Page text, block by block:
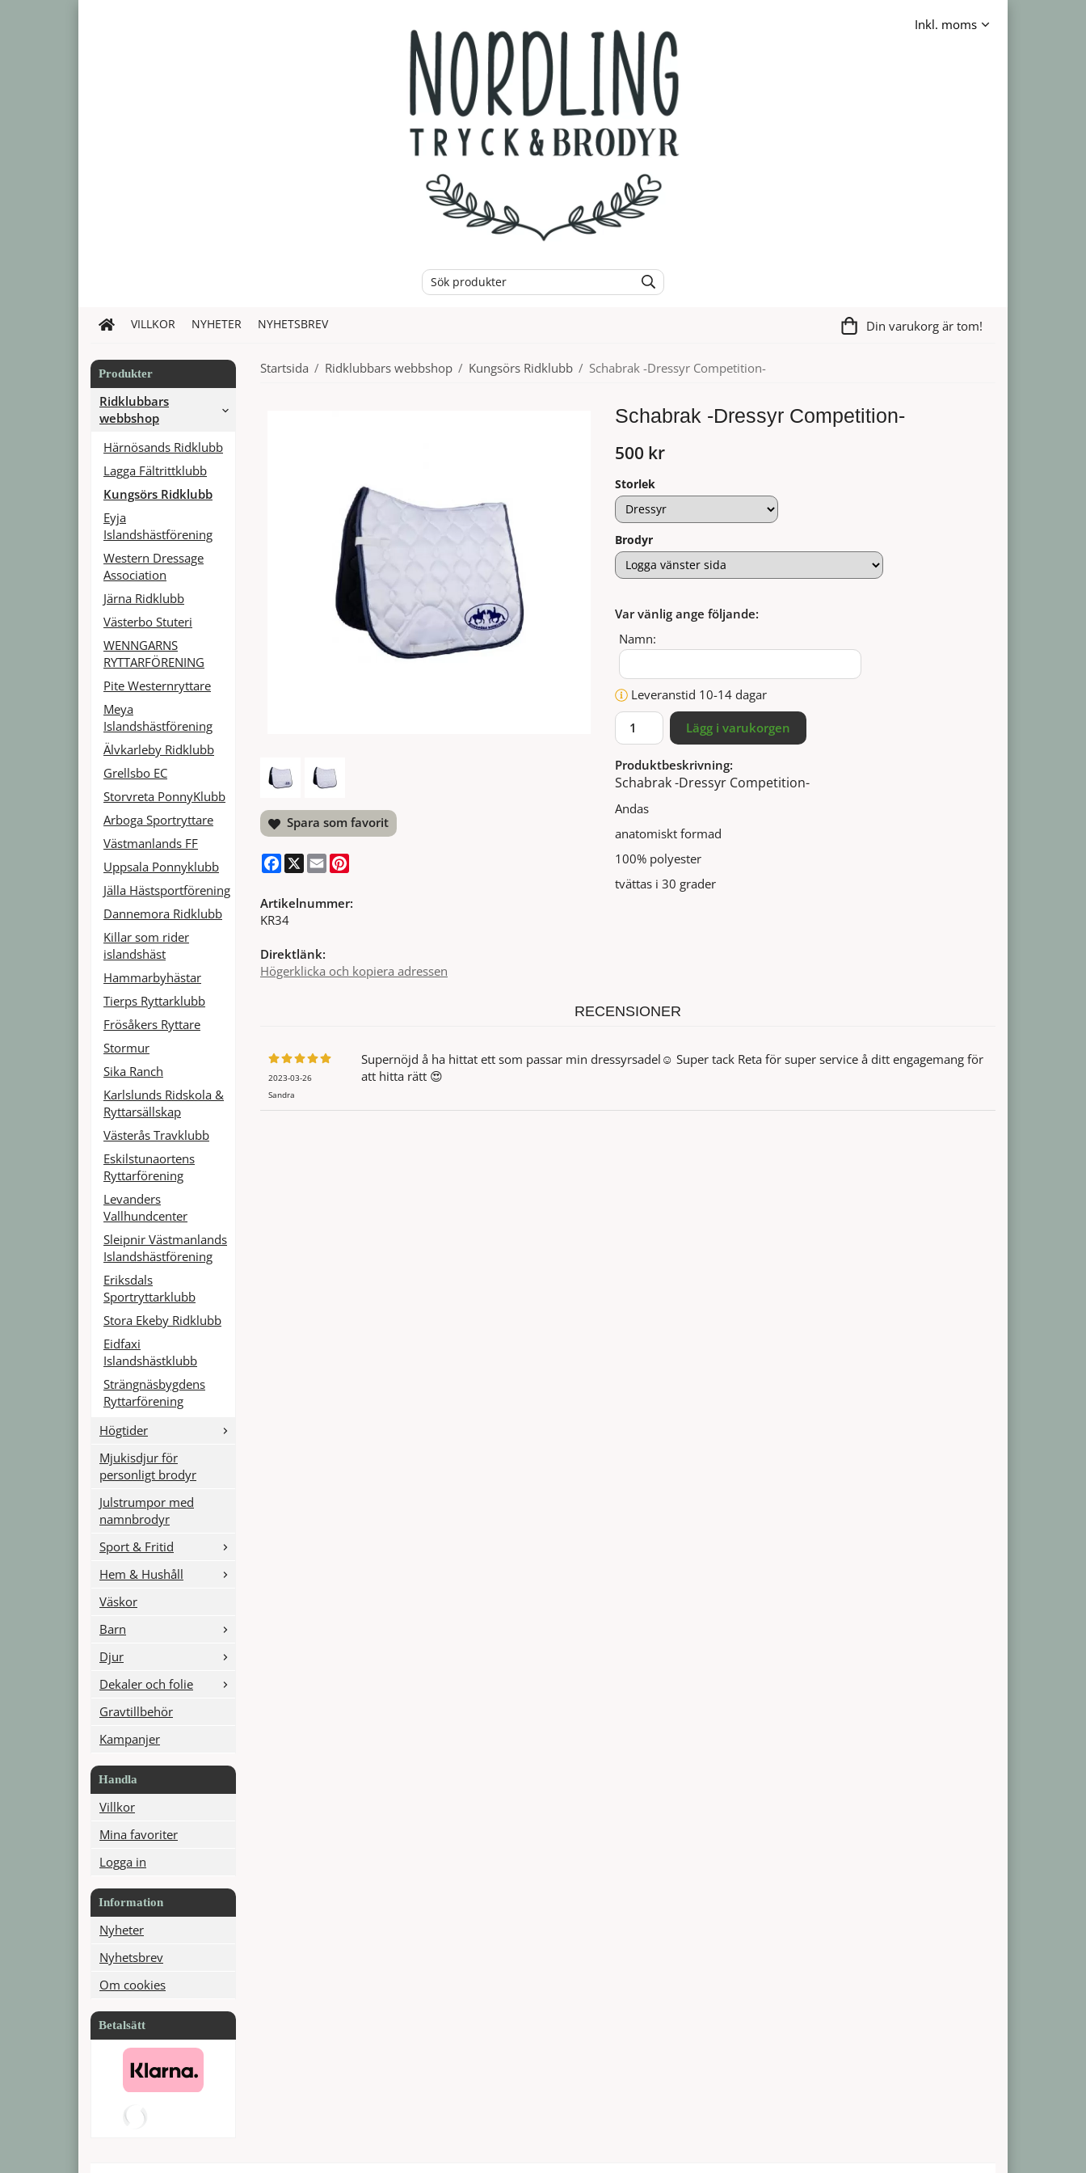
VILLKOR NYHETER NYHETSBREV Din varukorg är tom!
Produkter
Ridklubbars
webbshop
Härnösands Ridklubb
Lagga Fältrittklubb
Kungsörs Ridklubb
Eyja
Islandshästförening
Western Dressage
Association
Järna Ridklubb
Västerbo Stuteri
WENNGARNS
RYTTARFÖRENING
Pite Westernryttare
Meya
Islandshästförening
Älvkarleby Ridklubb
Grellsbo EC
Storvreta PonnyKlubb
Arboga Sportryttare
Västmanlands FF
Uppsala Ponnyklubb
Jälla Hästsportförening
Dannemora Ridklubb
Killar som rider
islandshäst
Hammarbyhästar
Tierps Ryttarklubb
Frösåkers Ryttare
Stormur
Sika Ranch
Karlslunds Ridskola &
Ryttarsällskap
Västerås Travklubb
Eskilstunaortens
Ryttarförening
Levanders
Vallhundcenter
Sleipnir Västmanlands
Islandshästförening
Eriksdals
Sportryttarklubb
Stora Ekeby Ridklubb
Eidfaxi
Islandshästklubb
Strängnäsbygdens
Ryttarförening
Högtider
Mjukisdjur för
personligt brodyr
Julstrumpor med
namnbrodyr
Sport & Fritid
Hem & Hushåll
Väskor
Barn
Djur
Dekaler och folie
Gravtillbehör
Kampanjer
Handla
Villkor
Mina favoriter
Logga in
Information
Nyheter
Nyhetsbrev
Om cookies
Betalsätt
Startsida / Ridklubbars webbshop / Kungsörs Ridklubb / Schabrak -Dressyr Competition-
Schabrak -Dressyr Competition-
500 kr
Storlek
Brodyr
Var vänlig ange följande:
Namn:
Leveranstid 10-14 dagar
Lägg i varukorgen
Produktbeskrivning:
Schabrak -Dressyr Competition-
Andas
anatomiskt formad
100% polyester
tvättas i 30 grader
Spara som favorit
Facebook
X Email
Artikelnummer:
KR34
Direktlänk:
Högerklicka och kopiera adressen
RECENSIONER
2023-03-26
Sandra
Supernöjd å ha hittat ett som passar min dressyrsadel☺️ Super tack Reta för super service å ditt engagemang för
att hitta rätt 😍